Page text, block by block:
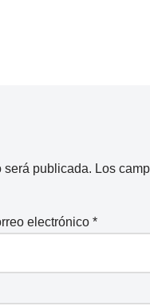
será publicada. Los
electrónico*